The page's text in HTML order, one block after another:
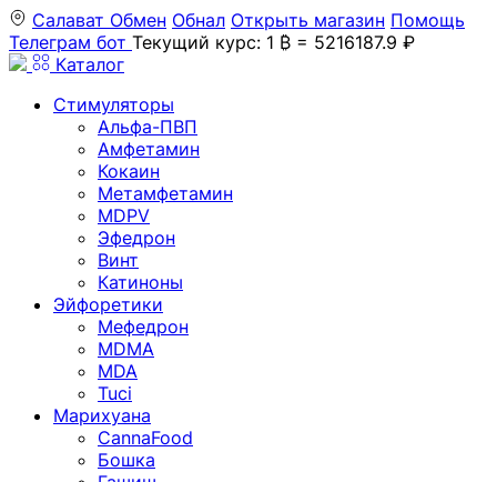
Салават Обмен Обнал Открыть магазин Помощь
Телеграм бот Текущий курс: 1 ₿ = 5216187.9 ₽
Каталог
Стимуляторы
Альфа-ПВП
Амфетамин
Кокаин
Метамфетамин
MDPV
Эфедрон
Винт
Катиноны
Эйфоретики
Мефедрон
MDMA
MDA
Tuci
Марихуана
CannaFood
Бошка